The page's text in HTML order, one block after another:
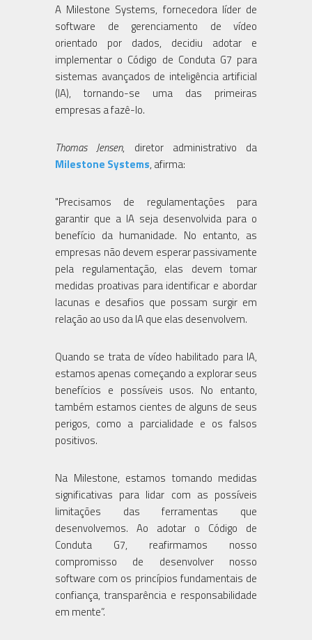
A Milestone Systems, fornecedora líder de
software de gerenciamento de vídeo
orientado por dados, decidiu adotar e
implementar o Código de Conduta G7 para
sistemas avançados de inteligência artificial
(IA), tornando-se uma das primeiras
empresas a fazê-lo.
Thomas Jensen, diretor administrativo da
Milestone Systems, afirma:
"Precisamos de regulamentações para
garantir que a IA seja desenvolvida para o
benefício da humanidade. No entanto, as
empresas não devem esperar passivamente
pela regulamentação, elas devem tomar
medidas proativas para identificar e abordar
lacunas e desafios que possam surgir em
relação ao uso da IA que elas desenvolvem.
Quando se trata de vídeo habilitado para IA,
estamos apenas começando a explorar seus
benefícios e possíveis usos. No entanto,
também estamos cientes de alguns de seus
perigos, como a parcialidade e os falsos
positivos.
Na Milestone, estamos tomando medidas
significativas para lidar com as possíveis
limitações das ferramentas que
desenvolvemos. Ao adotar o Código de
Conduta G7, reafirmamos nosso
compromisso de desenvolver nosso
software com os princípios fundamentais de
confiança, transparência e responsabilidade
em mente”.